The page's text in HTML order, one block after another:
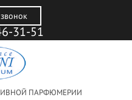
31-51
ПАРФЮМЕРИИ